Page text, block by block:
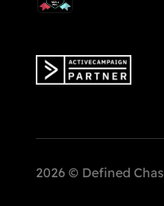
2026 © Defined